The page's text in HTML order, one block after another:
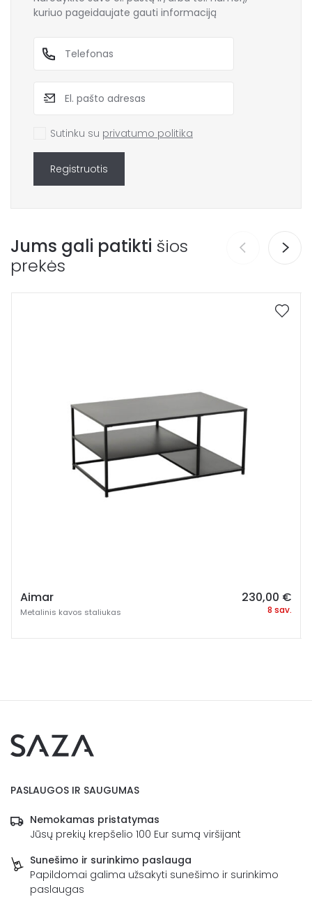
kuriuo pageidaujate gauti informaciją
Sutinku su privatumo politika
Registruotis
Jums gali patikti šios
prekės
Aimar
Metalinis kavos staliukas
230,00 €
8 sav.
PASLAUGOS IR SAUGUMAS
Nemokamas pristatymas
Jūsų prekių krepšelio 100 Eur sumą viršijant
Sunešimo ir surinkimo paslauga
Papildomai galima užsakyti sunešimo ir surinkimo
paslaugas